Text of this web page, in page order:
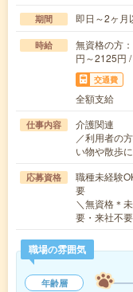
期間 即日～2ヶ
時給
無資格の方
円～2125円
交通費
全額支給
仕事内容
介護関連
／利用者の
い物や散歩
応募資格
職種未経験
要
＼無資格＊
要・来社不
職場の雰囲気
年齢層